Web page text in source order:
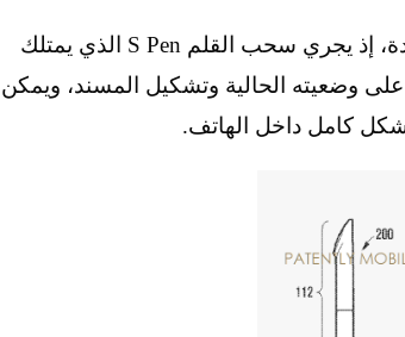
وتوضح مخططات براءة الاختراع كيفية عمل الوظيفة الجديدة، إذ يجري سحب القلم S Pen الذي يمتلك
وضعيته الحالية وتشكيل المسند، ويمكن
كامل داخل الهاتف.